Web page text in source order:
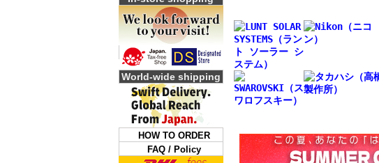
World-wide shipping
HOW TO ORDER
FAQ / Policy